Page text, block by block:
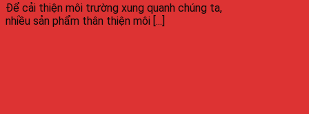
Để cải thiện môi trường xung quanh chúng ta,
nhiều sản phẩm thân thiện môi [...]